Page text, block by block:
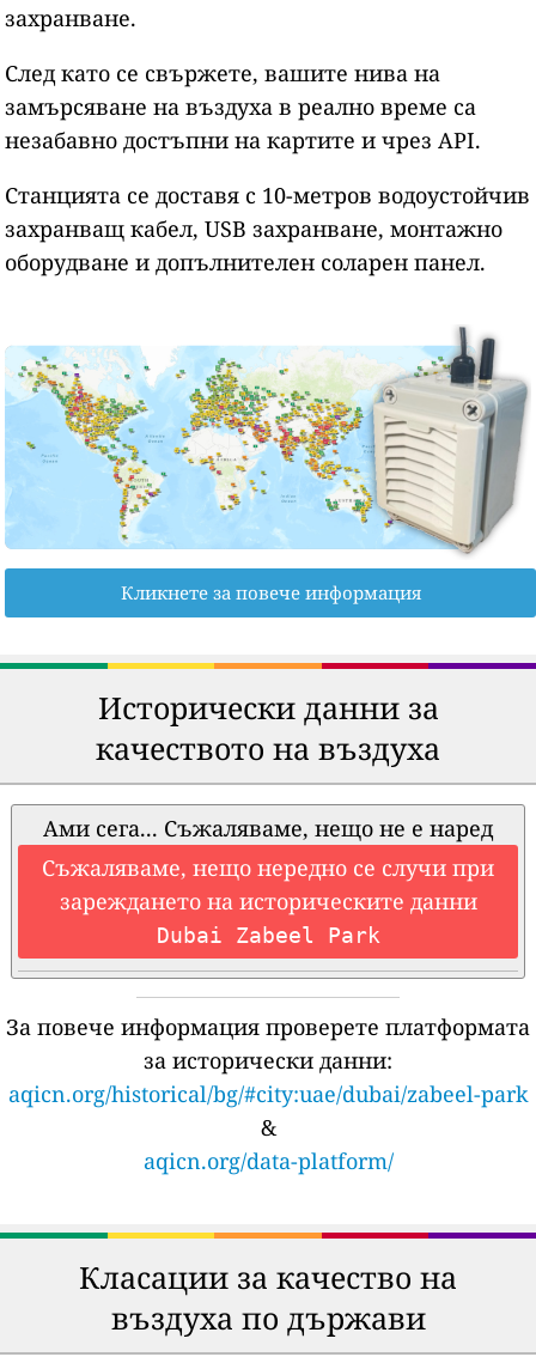
захранване.
След като се свържете, вашите нива на
замърсяване на въздуха в реално време са
незабавно достъпни на картите и чрез API.
Станцията се доставя с 10-метров водоустойчив
захранващ кабел, USB захранване, монтажно
оборудване и допълнителен соларен панел.
Кликнете за повече информация
Исторически данни за
качеството на въздуха
Ами сега... Съжаляваме, нещо не е наред
Съжаляваме, нещо нередно се случи при
зареждането на историческите данни
Dubai Zabeel Park
За повече информация проверете платформата
за исторически данни:
aqicn.org/historical/bg/#city:uae/dubai/zabeel-park
&
aqicn.org/data-platform/
Класации за качество на
въздуха по държави